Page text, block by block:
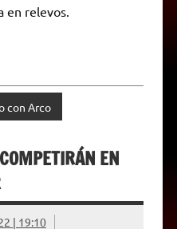
nen relevos.
con Arco
EN
| 19:10